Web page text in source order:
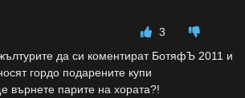
3
да си коментират БотяфЪ 2011 и
гордо подарените купи
върнете парите на хората?!